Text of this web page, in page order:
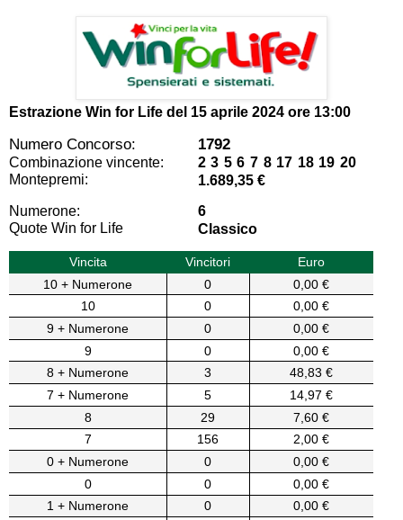
Estrazione Win for Life del 15 aprile 2024 ore 13:00
Numero Concorso: 1792
Combinazione vincente:
2 3 5 6 7 8 17 18 19 20
Montepremi:
1.689,35 €
Numerone:
6
Quote Win for Life
Classico
Vincita Vincitori
Euro
10 + Numerone
0
0,00 €
10
0
0,00 €
9 + Numerone
0
0,00 €
9
0
0,00 €
8 + Numerone
3
48,83 €
7 + Numerone
5
14,97 €
8
29
7,60 €
7
156
2,00 €
0 + Numerone
0
0,00 €
0
0
0,00 €
1 + Numerone
0
0,00 €